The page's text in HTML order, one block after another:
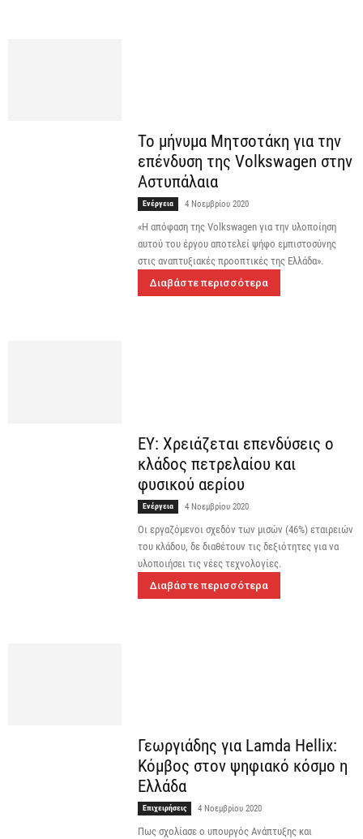
Το μήνυμα Μητσοτάκη για την
επένδυση της Volkswagen στην
Αστυπάλαια
Ενέργεια 4 Νοεμβρίου 2020
«Η απόφαση της Volkswagen για την υλοποίηση
αυτού του έργου αποτελεί ψήφο εμπιστοσύνης
στις αναπτυξιακές προοπτικές της Ελλάδα».
Διαβάστε περισσότερα
EY: Χρειάζεται επενδύσεις ο
κλάδος πετρελαίου και
φυσικού αερίου
Ενέργεια 4 Νοεμβρίου 2020
Οι εργαζόμενοι σχεδόν των μισών (46%) εταιρειών
του κλάδου, δε διαθέτουν τις δεξιότητες για να
υλοποιήσει τις νέες τεχνολογίες.
Διαβάστε περισσότερα
Γεωργιάδης για Lamda Hellix:
Κόμβος στον ψηφιακό κόσμο η
Ελλάδα
Επιχειρήσεις 4 Νοεμβρίου 2020
Πως σχολίασε ο υπουργός Ανάπτυξης και